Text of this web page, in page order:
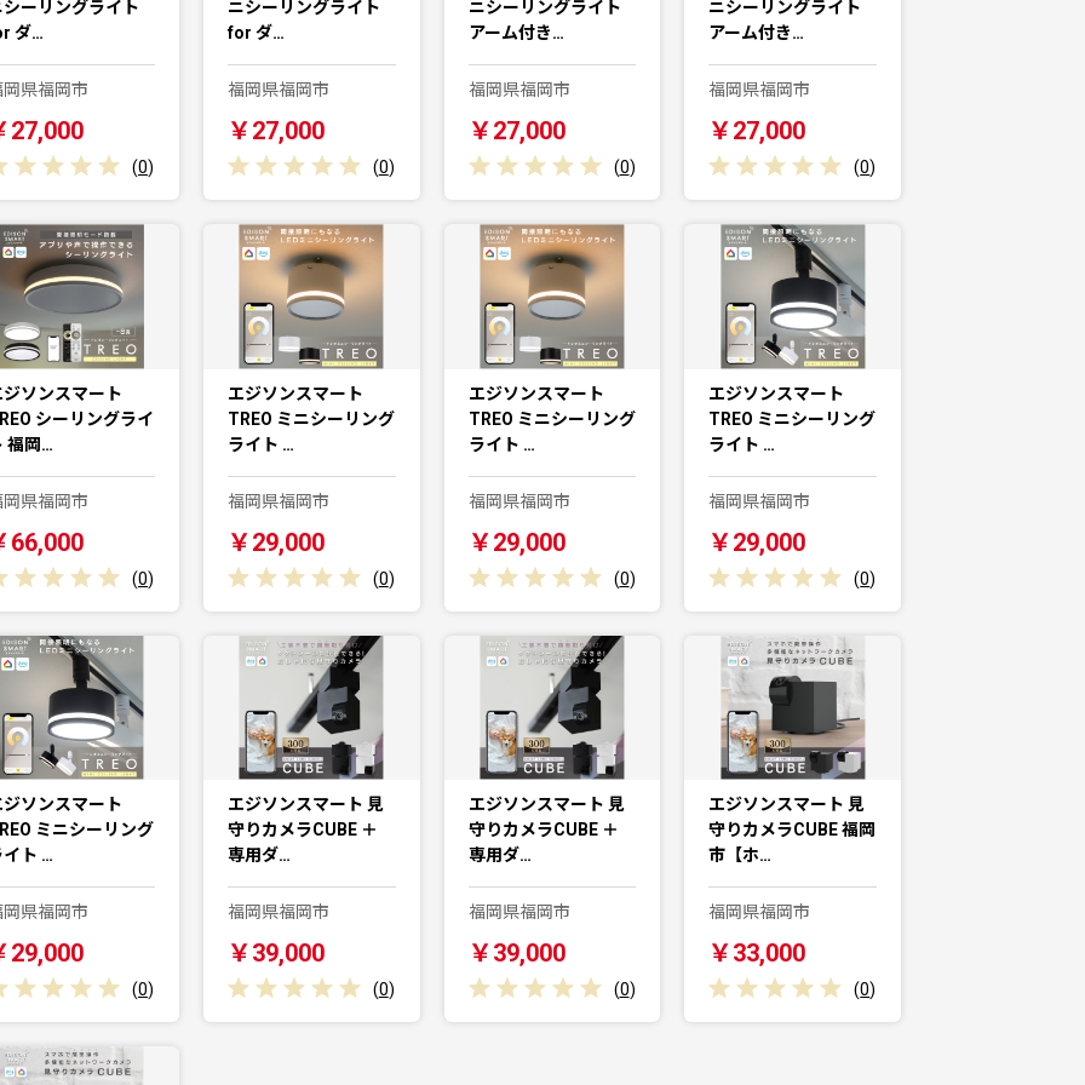
シーリングライト
ダ…
岡県福岡市
27,000
(0)
ニシーリングライト
for ダ…
福岡県福岡市
￥27,000
(0)
ニシーリングライト
アーム付き…
福岡県福岡市
￥27,000
(0)
ニシーリングライト
アーム付き…
福岡県福岡市
￥27,000
(0)
ジソンスマート
シーリングライ
福岡…
岡県福岡市
66,000
(0)
エジソンスマート
TREO ミニシーリング
ライト …
福岡県福岡市
￥29,000
(0)
エジソンスマート
TREO ミニシーリング
ライト …
福岡県福岡市
￥29,000
(0)
エジソンスマート
TREO ミニシーリング
ライト …
福岡県福岡市
￥29,000
(0)
ジソンスマート
ミニシーリング
イト …
岡県福岡市
29,000
(0)
エジソンスマート 見
守りカメラCUBE ＋
専用ダ…
福岡県福岡市
￥39,000
(0)
エジソンスマート 見
守りカメラCUBE ＋
専用ダ…
福岡県福岡市
￥39,000
(0)
エジソンスマート 見
守りカメラCUBE 福岡
市【ホ…
福岡県福岡市
￥33,000
(0)